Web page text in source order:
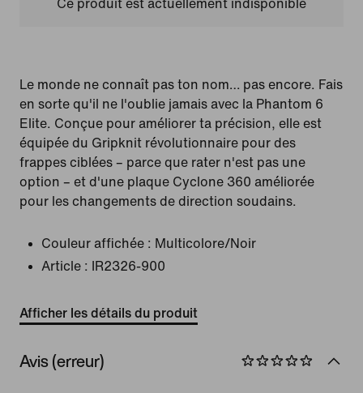
Ce produit est actuellement indisponible
Le monde ne connaît pas ton nom… pas encore. Fais
en sorte qu'il ne l'oublie jamais avec la Phantom 6
Elite. Conçue pour améliorer ta précision, elle est
équipée du Gripknit révolutionnaire pour des
frappes ciblées – parce que rater n'est pas une
option – et d'une plaque Cyclone 360 améliorée
pour les changements de direction soudains.
Couleur affichée : Multicolore/Noir
Article :
IR2326-900
Afficher les détails du produit
Avis (erreur)